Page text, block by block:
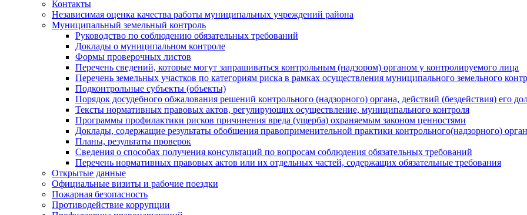
Контакты
Независимая оценка качества работы муниципальных учреждений района
Муниципальный земельный контроль
Руководство по соблюдению обязательных требований
Доклады о муниципальном контроле
Формы проверочных листов
Перечень сведений, которые могут запрашиваться контрольным (надзором) органом у контролируемого лица
Перечень земельных участков по категориям риска в рамках осуществления муниципального земельного
Подконтрольные субъекты (объекты)
Порядок досудебного обжалования решений контрольного (надзорного) органа, действий (бездействия) его
Тексты нормативных правовых актов, регулирующих осуществление, муниципального контроля
Программы профилактики рисков причинения вреда (ущерба) охраняемым законом ценностями
Доклады, содержащие результаты обобщения правоприменительной практики контрольного(надзорного)
Планы, результаты проверок
Сведения о способах получения консультаций по вопросам соблюдения обязательных требований
Перечень нормативных правовых актов или их отдельных частей, содержащих обязательные требования
Открытые данные
Официальные визиты и рабочие поездки
Пожарная безопасность
Противодействие коррупции